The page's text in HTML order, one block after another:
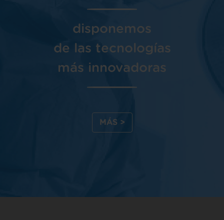
disponemos
de las tecnologías
más innovadoras
MÁS >